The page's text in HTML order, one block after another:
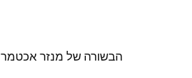
הבשורה של מנזר אכטמר 1391